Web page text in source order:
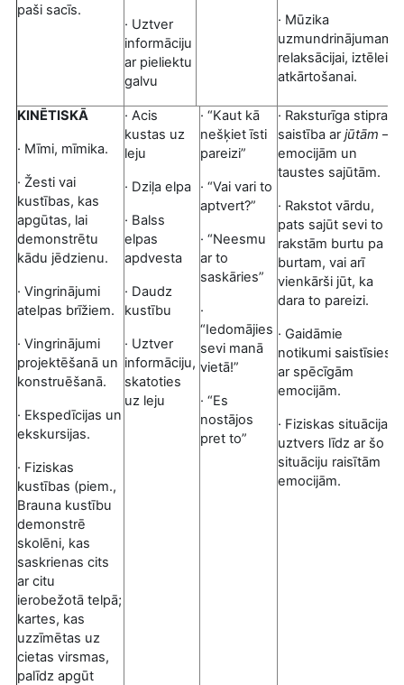
paši sacīs.
· Uztver
informāciju
ar pieliektu
galvu
· Mūzika
uzmundrinājumam,
relaksācijai, iztēlei,
atkārtošanai.
KINĒTISKĀ
· Mīmi, mīmika.
· Žesti vai
kustības, kas
apgūtas, lai
demonstrētu
kādu jēdzienu.
· Vingrinājumi
atelpas brīžiem.
· Vingrinājumi
projektēšanā un
konstruēšanā.
· Ekspedīcijas un
ekskursijas.
· Fiziskas
kustības (piem.,
Brauna kustību
demonstrē
skolēni, kas
saskrienas cits
ar citu
ierobežotā telpā;
kartes, kas
uzzīmētas uz
cietas virsmas,
palīdz apgūt
· Acis
kustas uz
leju
· Dziļa elpa
· Balss
elpas
apdvesta
· Daudz
kustību
· Uztver
informāciju,
skatoties
uz leju
· “Kaut kā
nešķiet īsti
pareizi”
· “Vai vari to
aptvert?”
· “Neesmu
ar to
saskāries”
·
“Iedomājies
sevi manā
vietā!”
· “Es
nostājos
pret to”
· Raksturīga stipra
saistība arjūtām –
emocijām un
taustes sajūtām.
· Rakstot vārdu,
pats sajūt sevi to
rakstām burtu pa
burtam, vai arī
vienkārši jūt, ka
dara to pareizi.
· Gaidāmie
notikumi saistīsies
ar spēcīgām
emocijām.
· Fiziskas situācijas
uztvers līdz ar šo
situāciju raisītām
emocijām.